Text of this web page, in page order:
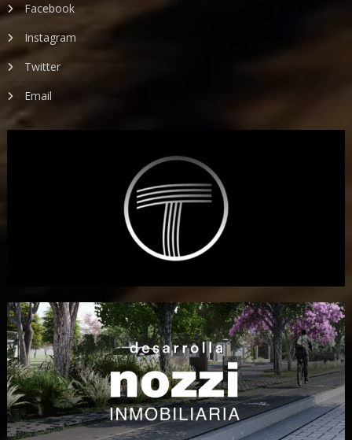
Facebook
Instagram
Twitter
Email